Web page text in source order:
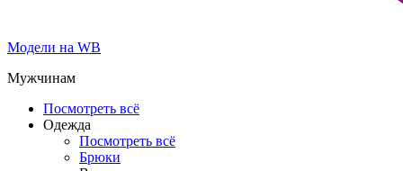
Модели на WB
Мужчинам
Посмотреть всё
Одежда
Посмотреть всё
Брюки